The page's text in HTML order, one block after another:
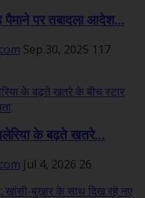
पैमाने पर तबादला आदेश...
Sep 30, 2025 117
के बढ़ते खतरे...
Jul 4, 2026 26